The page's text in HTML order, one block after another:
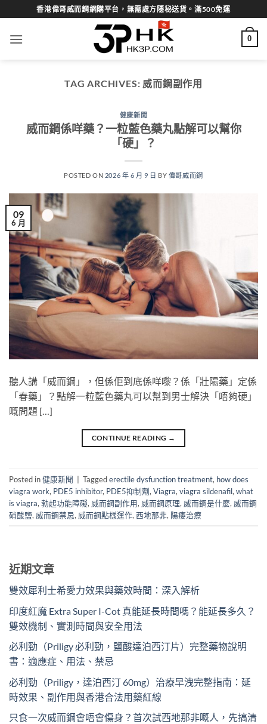
to
content
香港偉哥威而鋼網購平台，無需處方隱秘送貨。滿500免運
0
TAG ARCHIVES: 威而鋼副作用
健康新聞
威而鋼係咩藥？一粒藍色藥丸點解可以幫你
「硬」？
POSTED ON 2026 年 6 月 9 日 BY 偉哥威而鋼
09
6 月
聽人講「威而鋼」，但係佢到底係咩嚟？係「壯陽藥」定係
「春藥」？點解一粒藍色藥丸可以幫到男士解決「唔夠硬」
嘅問題 […]
CONTINUE READING →
Posted in健康新聞 Taggederectile dysfunction treatment, how does
viagra work, PDE5 inhibitor, PDE5抑制劑, Viagra, viagra sildenafil, what
is viagra, 勃起功能障礙, 威而鋼副作用, 威而鋼原理, 威而鋼是什麼, 威而鋼
硝酸鹽, 威而鋼禁忌, 威而鋼點樣運作, 西地那非, 陽痿治療
近期文章
雙效犀利士希愛力效果與藥效時間：深入解析
印度紅魔 Extra Super I-Cot 真能延長時間嗎？能延長多久？
雙效機制、實測時間與安全用法
必利勁（Priligy 必利勁，鹽酸達泊西汀片）完整藥物說明
書：適應症、用法、禁忌
必利勁（Priligy，達泊西汀 60mg）治療早洩完整指南：延
時效果、副作用與香港合法用藥紅線
只食一次威而鋼會唔會傷身？首次試西地那非嘅人，先搞清